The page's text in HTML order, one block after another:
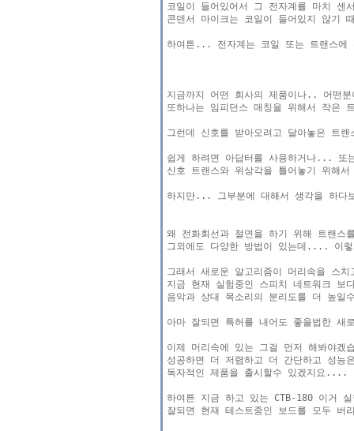
코일이 들어있어서 그 전자계를 마치 센
콘덴서 마이크는 코일이 들어있지 않기
하여튼... 전자계는 코일 또는 트랜스
지금까지 어떤 회사의 제품이나.. 어떤
또하나는 임피던스 매칭을 위해서 작은
그런데 신호를 받아오려고 달아놓은 트
쉽게 하려면 아답터를 사용하거나... 또
신호 트랜스와 위상각을 틀어놓기 위해
하지만... 그부분에 대해서 생각을 하다
왜 전화회선과 절연을 하기 위해 트랜스
그외에도 다양한 방법이 있는데.... 이
그래서 새로운 알고리즘이 머리속을 스
지금 현재 실험중인 스피치 네트워크
음악과 상대 목소리의 분리도를 더 높
아마 잘되면 특허를 내어도 좋을법한 새
이제 머리속에 있는 그걸 먼저 해봐야겠
성공하면 더 저렴하고 더 간단하고 성
독자적인 제품을 출시할수 있겠지요....
하여튼 지금 하고 있는 CTB-180 이거
잘되면 현재 테스트중인 보드를 모두 버